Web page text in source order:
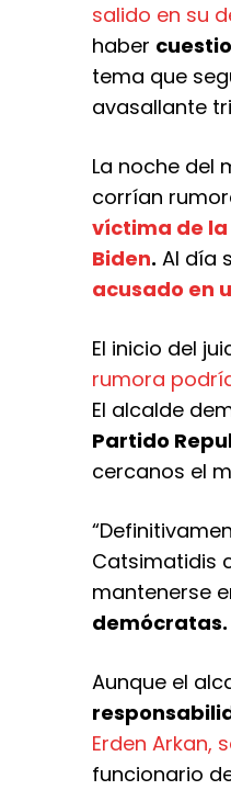
salido en su
haber
tema que
avasallante
La noche del
corrían
víctima de
Biden. Al día
acusado en
El inicio del
rumora
El alcalde
Partido
cercanos el
Catsimatidis
mantenerse
demócratas.
Aunque el
Erden Arkan,
funcionario